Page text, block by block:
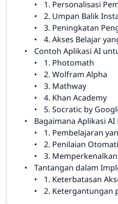
1. Personalisasi
2. Umpan Balik
3. Peningkatan
4. Akses Belajar
Contoh Aplikasi AI untuk
1. Photomath
2. Wolfram Alpha
3. Mathway
4. Khan Academy
5. Socratic by
Bagaimana Aplikasi AI Dapat
1. Pembelajaran
2. Penilaian
3. Memperkenalkan
Tantangan dalam Implementasi
1. Keterbatasan
2. Ketergantungan